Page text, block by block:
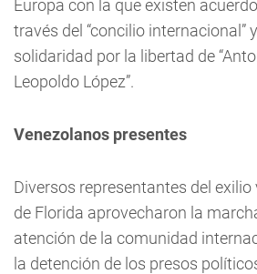
Europa con la que existen
través del “concilio internacional”
solidaridad por la libertad de
Leopoldo López”.
Venezolanos presentes
Diversos representantes del
de Florida aprovecharon la
atención de la comunidad
la detención de los presos